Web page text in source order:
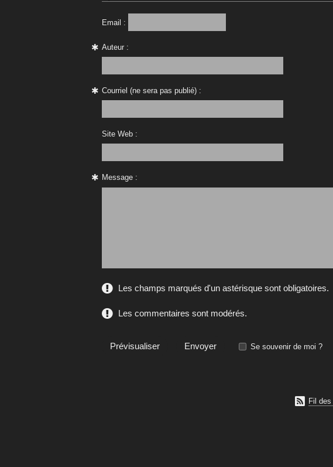
Email :
Auteur :
Courriel (ne sera pas publié) :
Site Web :
Message :
Les champs marqués d'un astérisque sont obligatoires.
Les commentaires sont modérés.
Se souvenir de moi ?
 Fil